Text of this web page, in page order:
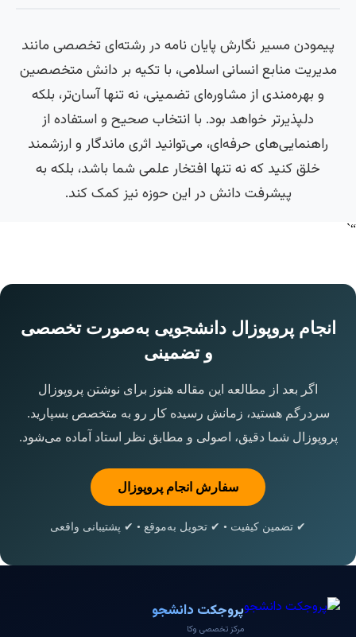
پیمودن مسیر نگارش پایان نامه در رشته‌ای تخصصی مانند
مدیریت منابع انسانی اسلامی، با تکیه بر دانش متخصصین
و بهره‌مندی از مشاوره‌ای تضمینی، نه تنها آسان‌تر، بلکه
دلپذیرتر خواهد بود. با انتخاب صحیح و استفاده از
راهنمایی‌های حرفه‌ای، می‌توانید اثری ماندگار و ارزشمند
خلق کنید که نه تنها افتخار علمی شما باشد، بلکه به
پیشرفت دانش در این حوزه نیز کمک کند.
“`
انجام پروپوزال دانشجویی به‌صورت تخصصی
و تضمینی
اگر بعد از مطالعه این مقاله هنوز برای نوشتن پروپوزال
سردرگم هستید، زمانش رسیده کار رو به متخصص بسپارید.
پروپوزال شما دقیق، اصولی و مطابق نظر استاد آماده می‌شود.
سفارش انجام پروپوزال
✔ تضمین کیفیت • ✔ تحویل به‌موقع • ✔ پشتیبانی واقعی
پروجکت دانشجو
مرکز تخصصی وکا